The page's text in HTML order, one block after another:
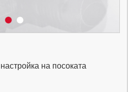
на посоката